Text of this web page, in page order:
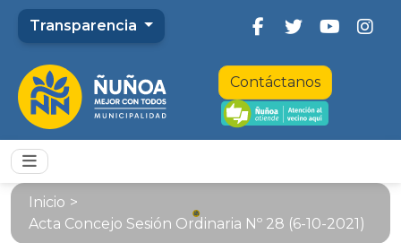
Transparencia
Contáctanos
Inicio >
Acta Concejo Sesión Ordinaria Nº 28 (6-10-2021)